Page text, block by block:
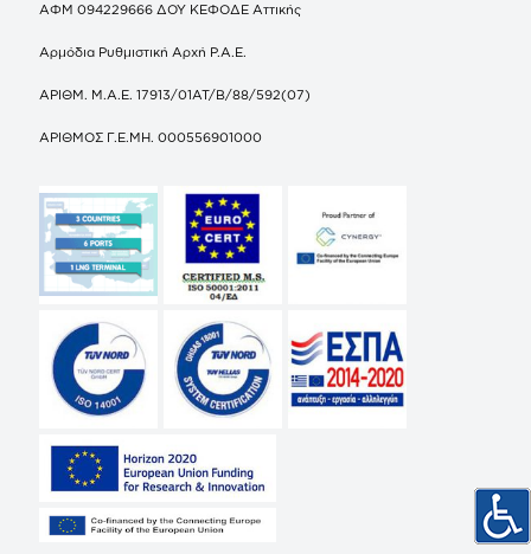
ΑΦΜ 094229666 ΔΟΥ ΚΕΦΟΔΕ Αττικής
Αρμόδια Ρυθμιστική Αρχή Ρ.Α.Ε.
ΑΡΙΘΜ. Μ.Α.Ε. 17913/01ΑΤ/Β/88/592(07)
ΑΡΙΘΜΟΣ Γ.Ε.ΜΗ. 000556901000